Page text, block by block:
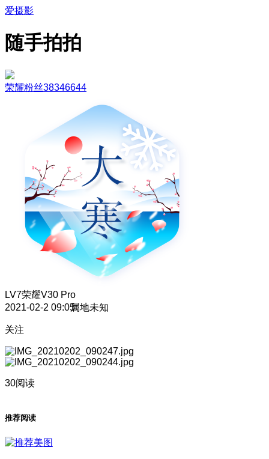
爱摄影
随手拍拍
荣耀粉丝38346644
LV7荣耀V30 Pro
2021-02-2 09:05属地未知
关注
30阅读
推荐阅读